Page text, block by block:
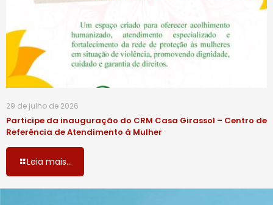
29 de julho de 2026
Participe da inauguração do CRM Casa Girassol – Centro de
Referência de Atendimento à Mulher
Leia mais...